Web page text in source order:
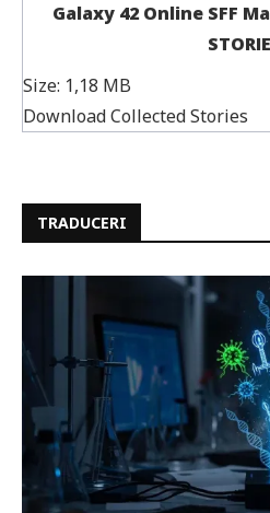
Galaxy 42 Online SFF
Size: 1,18 MB
Download Collected Stories
TRADUCERI